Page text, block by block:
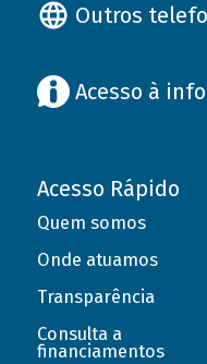
Outros
Acesso à
Acesso Rápido
Quem somos
Onde atuamos
Transparência
Consulta a
financiamentos